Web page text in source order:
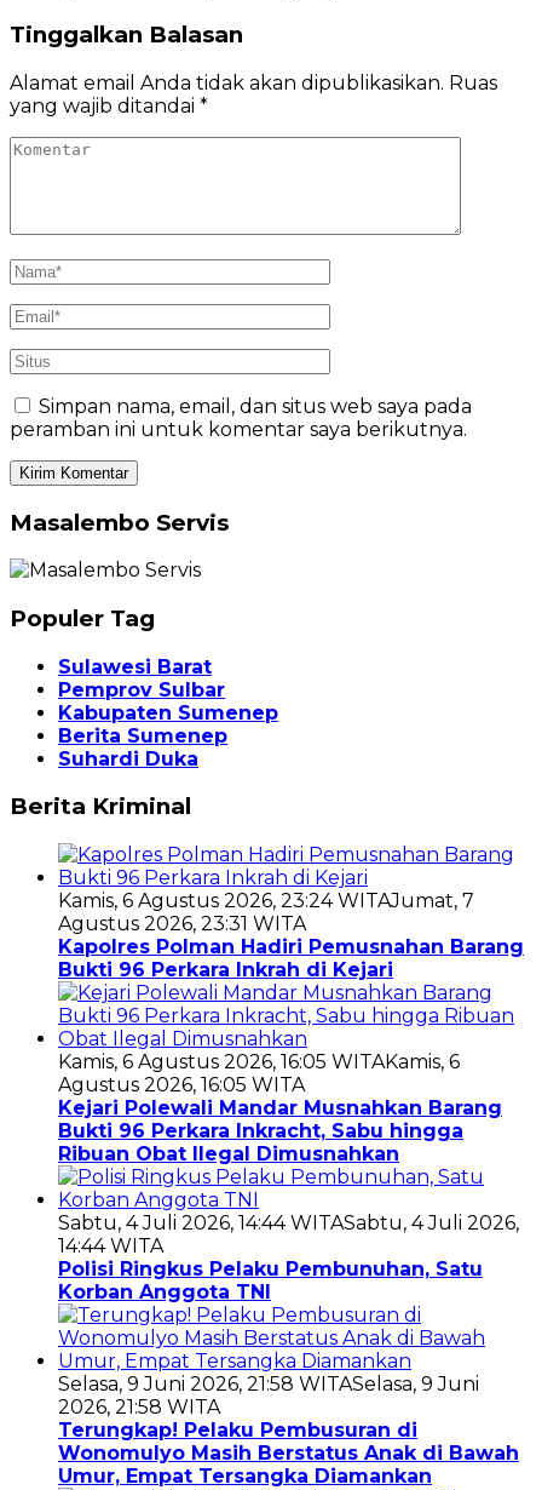
Tinggalkan Balasan
Alamat email Anda tidak akan dipublikasikan. Ruas
yang wajib ditandai *
Simpan nama, email, dan situs web saya pada
peramban ini untuk komentar saya berikutnya.
Masalembo Servis
Populer Tag
Sulawesi Barat
Pemprov Sulbar
Kabupaten Sumenep
Berita Sumenep
Suhardi Duka
Berita Kriminal
Kamis, 6 Agustus 2026, 23:24 WITAJumat, 7
Agustus 2026, 23:31 WITA
Kapolres Polman Hadiri Pemusnahan Barang
Bukti 96 Perkara Inkrah di Kejari
Kamis, 6 Agustus 2026, 16:05 WITAKamis, 6
Agustus 2026, 16:05 WITA
Kejari Polewali Mandar Musnahkan Barang
Bukti 96 Perkara Inkracht, Sabu hingga
Ribuan Obat Ilegal Dimusnahkan
Sabtu, 4 Juli 2026, 14:44 WITASabtu, 4 Juli 2026,
14:44 WITA
Polisi Ringkus Pelaku Pembunuhan, Satu
Korban Anggota TNI
Selasa, 9 Juni 2026, 21:58 WITASelasa, 9 Juni
2026, 21:58 WITA
Terungkap! Pelaku Pembusuran di
Wonomulyo Masih Berstatus Anak di Bawah
Umur, Empat Tersangka Diamankan